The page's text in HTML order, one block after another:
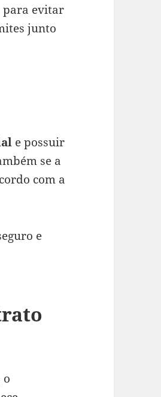
para evitar
junto
e possuir
se a
com a
e
o